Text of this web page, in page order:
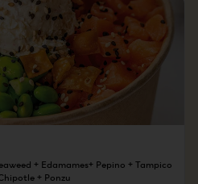
+ Edamames+ Pepino + Tampico
+ Ponzu